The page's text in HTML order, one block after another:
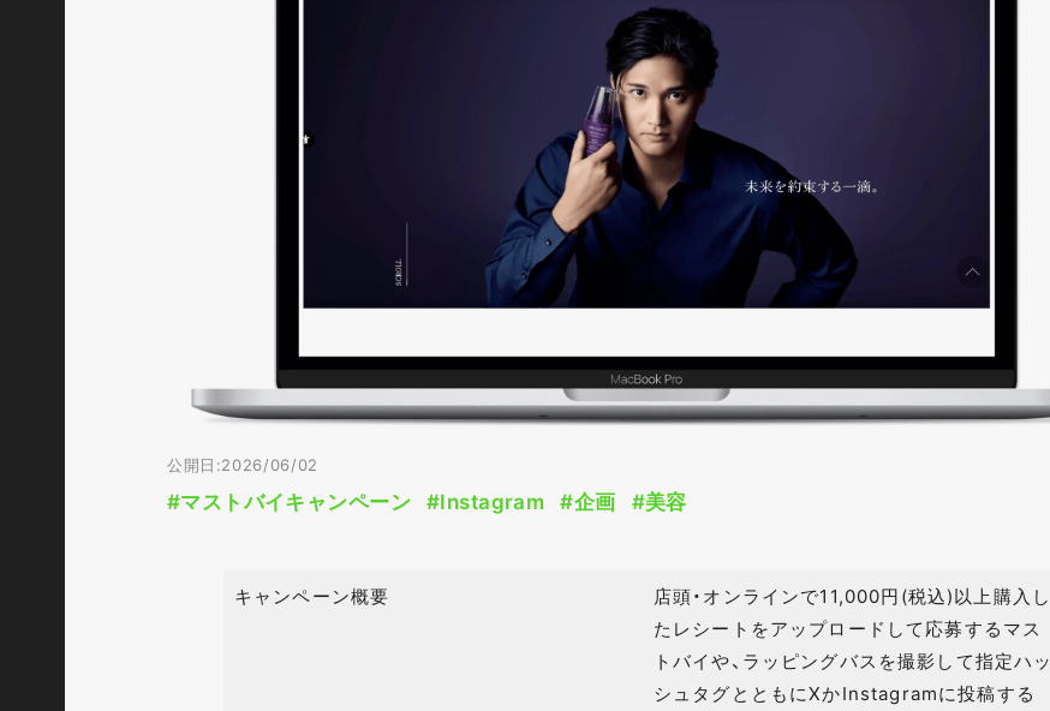
公開日:2026/06/02
#マストバイキャンペーン #Instagram #企画 #美容
キャンペーン概要
店頭・オンラインで11,000円(税込)以上購入し
たレシートをアップロードして応募するマス
トバイや、ラッピングバスを撮影して指定ハッ
シュタグとともにXかInstagramに投稿する